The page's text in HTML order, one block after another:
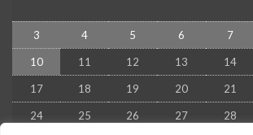
3 4 5 6 7
10 11 12 13 14
17 18 19 20 21
24 25 26 27 28